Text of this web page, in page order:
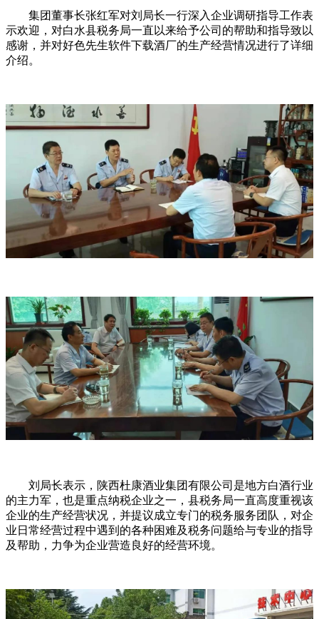
集团董事长张红军对刘局长一行深入企业调研指导工作表
示欢迎，对白水县税务局一直以来给予公司的帮助和指导致以
感谢，并对好色先生软件下载酒厂的生产经营情况进行了详细
介绍。
刘局长表示，陕西杜康酒业集团有限公司是地方白酒行业
的主力军，也是重点纳税企业之一，县税务局一直高度重视该
企业的生产经营状况，并提议成立专门的税务服务团队，对企
业日常经营过程中遇到的各种困难及税务问题给与专业的指导
及帮助，力争为企业营造良好的经营环境。